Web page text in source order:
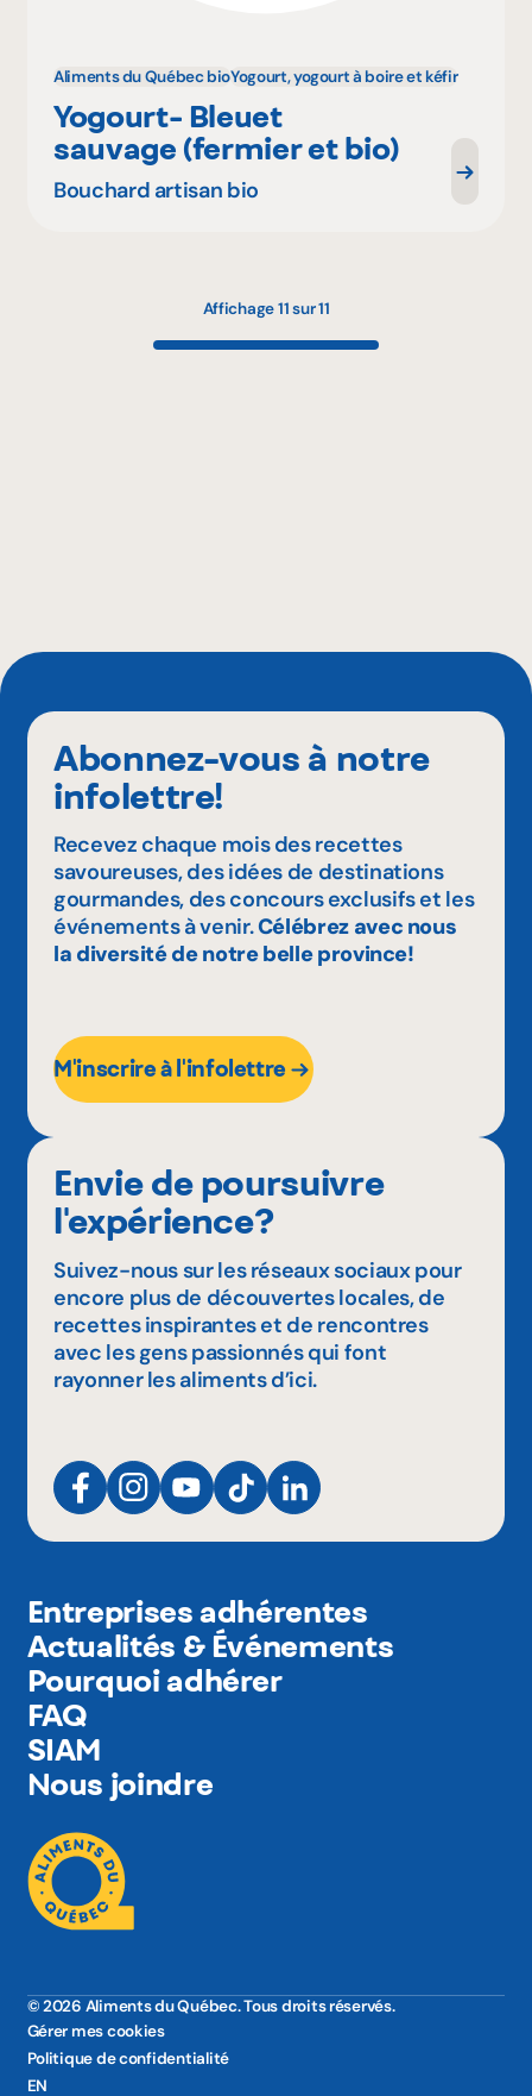
Aliments du Québec bioYogourt, yogourt à boire et kéfir
Yogourt- Bleuet
sauvage (fermier et bio)
Bouchard artisan bio
Affichage 11 sur 11
Abonnez-vous à notre
infolettre!
Recevez chaque mois des recettes
savoureuses, des idées de destinations
gourmandes, des concours exclusifs et les
événements à venir.Célébrez avec nous
la diversité de notre belle province!
M'inscrire à l'infolettre
Envie de poursuivre
l'expérience?
Suivez-nous sur les réseaux sociaux pour
encore plus de découvertes locales, de
recettes inspirantes et de rencontres
avec les gens passionnés qui font
rayonner les aliments d’ici.
Entreprises adhérentes
Actualités & Événements
Pourquoi adhérer
FAQ
SIAM
Nous joindre
© 2026 Aliments du Québec. Tous droits réservés.
Gérer mes cookies
Politique de confidentialité
EN